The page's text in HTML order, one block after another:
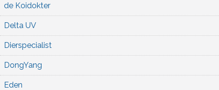
de Koidokter
Delta UV
Dierspecialist
DongYang
Eden